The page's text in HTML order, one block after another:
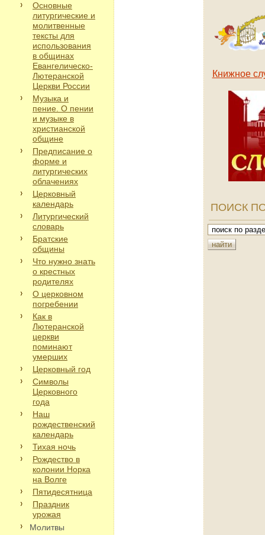
Основные
литургические и
молитвенные
тексты для
использования
в общинах
Евангелическо-
Лютеранской
Церкви России
Музыка и
пение. О пении
и музыке в
христианской
общине
Предписание о
форме и
литургических
облачениях
Церковный
календарь
Литургический
словарь
Братские
общины
Что нужно знать
о крестных
родителях
О церковном
погребении
Как в
Лютеранской
церкви
поминают
умерших
Церковный год
Символы
Церковного
года
Наш
рождественский
календарь
Тихая ночь
Рождество в
колонии Норка
на Волге
Пятидесятница
Праздник
урожая
Молитвы
Книжное
ПОИСК